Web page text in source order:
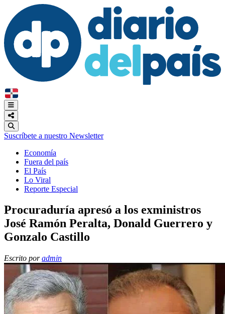
Suscríbete a nuestro Newsletter
Economía
Fuera del país
El País
Lo Viral
Reporte Especial
Procuraduría apresó a los exministros
José Ramón Peralta, Donald Guerrero y
Gonzalo Castillo
Escrito poradmin